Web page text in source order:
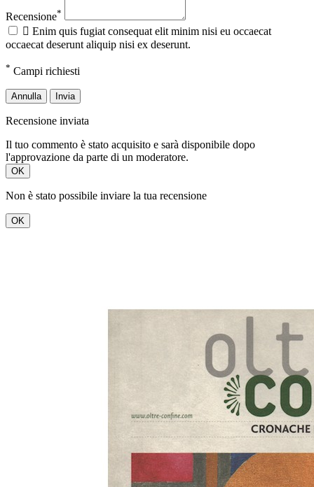
Recensione*
 Enim quis fugiat consequat elit minim nisi eu occaecat
occaecat deserunt aliquip nisi ex deserunt.
* Campi richiesti
Annulla Invia
Recensione inviata
Il tuo commento è stato acquisito e sarà disponibile dopo
l'approvazione da parte di un moderatore.
OK
Non è stato possibile inviare la tua recensione
OK